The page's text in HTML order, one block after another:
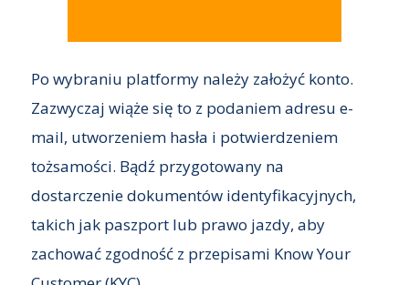
Po wybraniu platformy należy założyć konto.
Zazwyczaj wiąże się to z podaniem adresu e-
mail, utworzeniem hasła i potwierdzeniem
tożsamości. Bądź przygotowany na
dostarczenie dokumentów identyfikacyjnych,
takich jak paszport lub prawo jazdy, aby
zachować zgodność z przepisami Know Your